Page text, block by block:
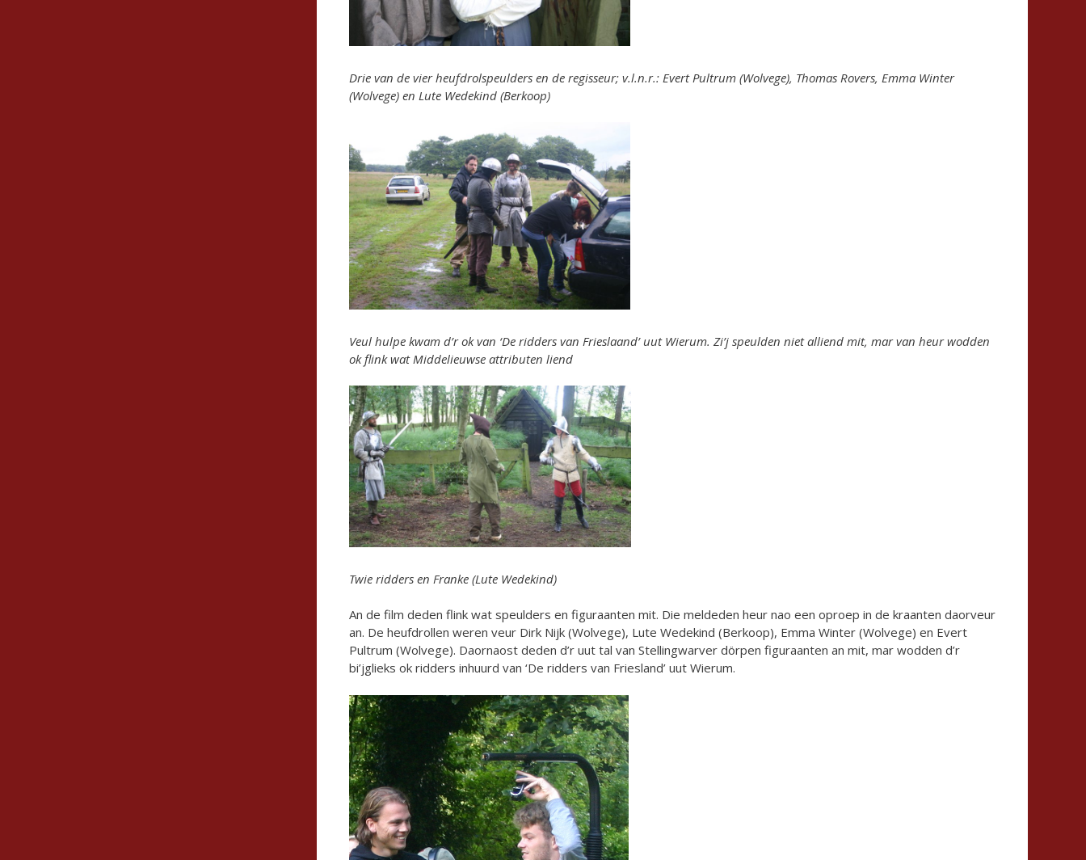
Drie van de vier heufdrolspeulders en de regisseur; v.l.n.r.: Evert Pultrum (Wolvege), Thomas Rovers, Emma Winter
(Wolvege) en Lute Wedekind (Berkoop)
Veul hulpe kwam d’r ok van ‘De ridders van Frieslaand’ uut Wierum. Zi’j speulden niet alliend mit, mar van heur wodden
ok flink wat Middelieuwse attributen liend
Twie ridders en Franke (Lute Wedekind)
An de film deden flink wat speulders en figuraanten mit. Die meldeden heur nao een oproep in de kraanten daorveur
an. De heufdrollen weren veur Dirk Nijk (Wolvege), Lute Wedekind (Berkoop), Emma Winter (Wolvege) en Evert
Pultrum (Wolvege). Daornaost deden d’r uut tal van Stellingwarver dörpen figuraanten an mit, mar wodden d’r
bi’jglieks ok ridders inhuurd van ‘De ridders van Friesland’ uut Wierum.